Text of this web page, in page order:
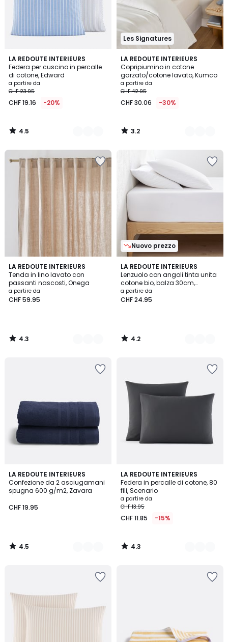
LA REDOUTE INTERIEURS
Federa per cuscino in percalle
di cotone, Edward
a partire da
CHF 23.95
CHF 19.16 -20%
4.5
/ 5
2
Colori
4.5
/
Les Signatures
LA REDOUTE INTERIEURS
Copripiumino in cotone
garzato/cotone lavato, Kumco
a partire da
CHF 42.95
CHF 30.06 -30%
3.2
/ 5
10
Colori
3.2
/
LA REDOUTE INTERIEURS
Tenda in lino lavato con
passanti nascosti, Onega
a partire da
CHF 59.95
4.3
/ 5
12
Colori
4.3
/
Nuovo prezzo
LA REDOUTE INTERIEURS
Lenzuolo con angoli tinta unita
cotone bio, balza 30cm,
Scenario
a partire da
CHF 24.95
4.2
/ 5
9
Colori
4.2
/
LA REDOUTE INTERIEURS
Confezione da 2 asciugamani
spugna 600 g/m2, Zavara
CHF 19.95
4.5
/ 5
19
Colori
4.5
/
LA REDOUTE INTERIEURS
Federa in percalle di cotone, 80
fili, Scenario
a partire da
CHF 13.95
CHF 11.85 -15%
4.3
/ 5
21
Colori
4.3
/